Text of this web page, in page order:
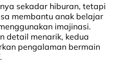
sekadar hiburan, tetapi
membantu anak belajar
imajinasi.
detail menarik, kedua
pengalaman bermain